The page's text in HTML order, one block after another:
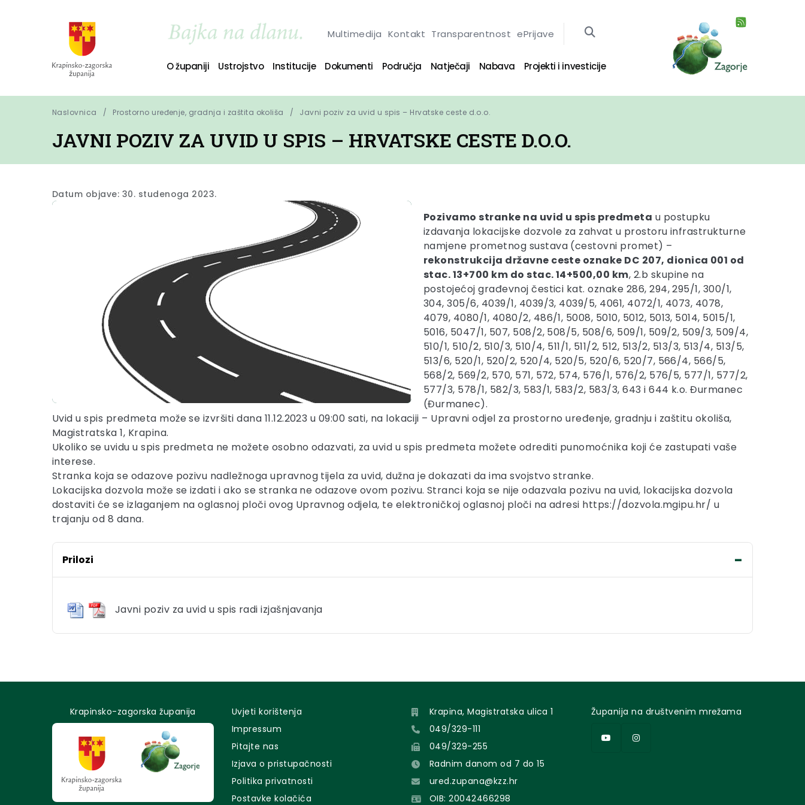
Multimedija Kontakt Transparentnost ePrijave
O županiji Ustrojstvo Institucije Dokumenti Područja Natječaji Nabava Projekti i investicije
Naslovnica Prostorno uređenje, gradnja i zaštita okoliša Javni poziv za uvid u spis – Hrvatske ceste d.o.o.
JAVNI POZIV ZA UVID U SPIS – HRVATSKE CESTE D.O.O.
Datum objave: 30. studenoga 2023.
Pozivamo stranke na uvid u spis predmeta u postupku
izdavanja lokacijske dozvole za zahvat u prostoru infrastrukturne
namjene prometnog sustava (cestovni promet) –
rekonstrukcija državne ceste oznake DC 207, dionica 001 od
stac. 13+700 km do stac. 14+500,00 km, 2.b skupine na
postojećoj građevnoj čestici kat. oznake 286, 294, 295/1, 300/1,
304, 305/6, 4039/1, 4039/3, 4039/5, 4061, 4072/1, 4073, 4078,
4079, 4080/1, 4080/2, 486/1, 5008, 5010, 5012, 5013, 5014, 5015/1,
5016, 5047/1, 507, 508/2, 508/5, 508/6, 509/1, 509/2, 509/3, 509/4,
510/1, 510/2, 510/3, 510/4, 511/1, 511/2, 512, 513/2, 513/3, 513/4, 513/5,
513/6, 520/1, 520/2, 520/4, 520/5, 520/6, 520/7, 566/4, 566/5,
568/2, 569/2, 570, 571, 572, 574, 576/1, 576/2, 576/5, 577/1, 577/2,
577/3, 578/1, 582/3, 583/1, 583/2, 583/3, 643 i 644 k.o. Đurmanec
(Đurmanec).
Uvid u spis predmeta može se izvršiti dana 11.12.2023 u 09:00 sati, na lokaciji – Upravni odjel za prostorno uređenje, gradnju i zaštitu okoliša,
Magistratska 1, Krapina.
Ukoliko se uvidu u spis predmeta ne možete osobno odazvati, za uvid u spis predmeta možete odrediti punomoćnika koji će zastupati vaše
interese.
Stranka koja se odazove pozivu nadležnoga upravnog tijela za uvid, dužna je dokazati da ima svojstvo stranke.
Lokacijska dozvola može se izdati i ako se stranka ne odazove ovom pozivu. Stranci koja se nije odazvala pozivu na uvid, lokacijska dozvola
dostaviti će se izlaganjem na oglasnoj ploči ovog Upravnog odjela, te elektroničkoj oglasnoj ploči na adresi https://dozvola.mgipu.hr/ u
trajanju od 8 dana.
Prilozi
Javni poziv za uvid u spis radi izjašnjavanja
Krapinsko-zagorska županija
Uvjeti korištenja
Impressum
Pitajte nas
Izjava o pristupačnosti
Politika privatnosti
Postavke kolačića
Krapina, Magistratska ulica 1
049/329-111
049/329-255
Radnim danom od 7 do 15
ured.zupana@kzz.hr
OIB: 20042466298
Županija na društvenim mrežama